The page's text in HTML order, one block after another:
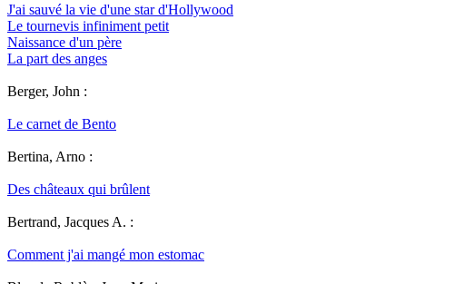
J'ai sauvé la vie d'une star d'Hollywood
Le tournevis infiniment petit
Naissance d'un père
La part des anges
Berger, John :
Le carnet de Bento
Bertina, Arno :
Des châteaux qui brûlent
Bertrand, Jacques A. :
Comment j'ai mangé mon estomac